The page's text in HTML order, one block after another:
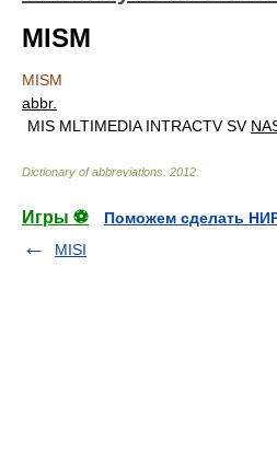
MISM
MISM
abbr.
MIS MLTIMEDIA INTRACTV SV
Dictionary of abbreviations 2012
Игры ⚽
Поможем сделать
MISI